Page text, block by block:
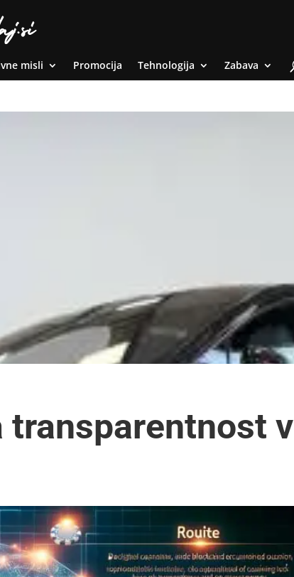
misli Promocija Tehnologija Zabava
transparentnost v